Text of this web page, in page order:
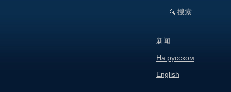
搜索
新闻
На русском
English